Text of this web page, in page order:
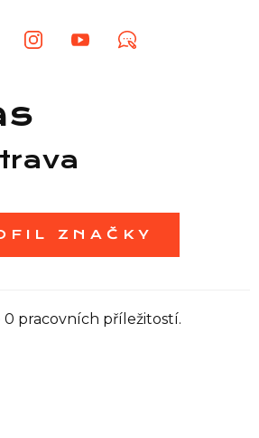
Seznam NC
ZNAČKY
pracovních příležitostí.